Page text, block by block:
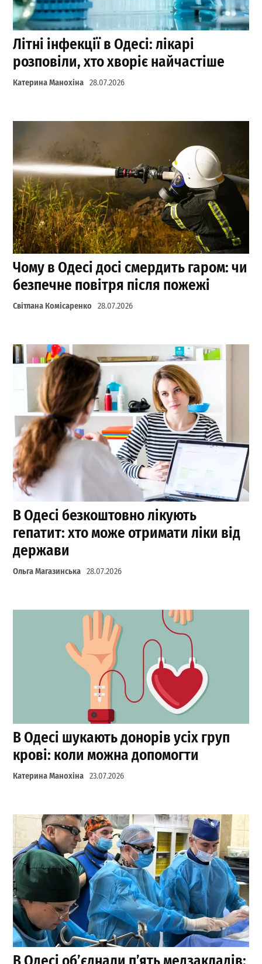
Літні інфекції в Одесі: лікарі
розповіли, хто хворіє найчастіше
Катерина Манохіна 28.07.2026
Чому в Одесі досі смердить гаром: чи
безпечне повітря після пожежі
Світлана Комісаренко 28.07.2026
В Одесі безкоштовно лікують
гепатит: хто може отримати ліки від
держави
Ольга Магазинська 28.07.2026
В Одесі шукають донорів усіх груп
крові: коли можна допомогти
Катерина Манохіна 23.07.2026